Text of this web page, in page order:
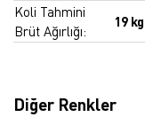
Koli Tahmini
Brüt Ağırlığı:
19 kg
Diğer Renkler